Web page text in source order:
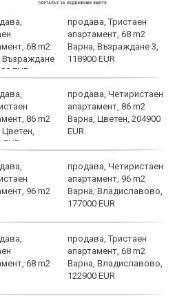
продава, Тристаен
апартамент, 68 m2
Варна, Възраждане 3,
118900 EUR
продава, Четиристаен
апартамент, 86 m2
Варна, Цветен, 204900
EUR
продава, Четиристаен
апартамент, 96 m2
Варна, Владиславово,
177000 EUR
продава, Тристаен
апартамент, 68 m2
Варна, Владиславово,
122900 EUR